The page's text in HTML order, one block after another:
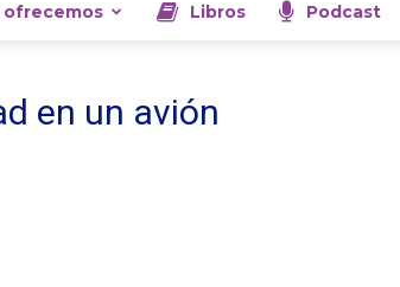
ofrecemos Libros Podcast
en un avión